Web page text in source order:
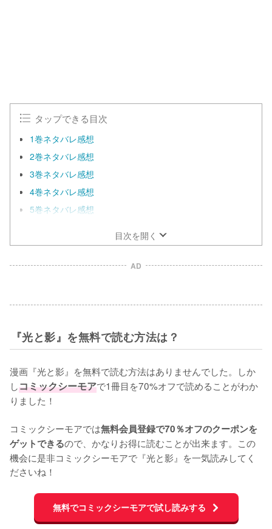
タップできる目次
1巻ネタバレ感想
2巻ネタバレ感想
3巻ネタバレ感想
4巻ネタバレ感想
5巻ネタバレ感想
目次を開く
AD
『光と影』を無料で読む方法は？
漫画『光と影』を無料で読む方法はありませんでした。しか
しコミックシーモアで1冊目を70%オフで読めることがわか
りました！
コミックシーモアでは無料会員登録で70％オフのクーポンを
ゲットできるので、かなりお得に読むことが出来ます。この
機会に是非コミックシーモアで『光と影』を一気読みしてく
ださいね！
無料でコミックシーモアで試し読みする